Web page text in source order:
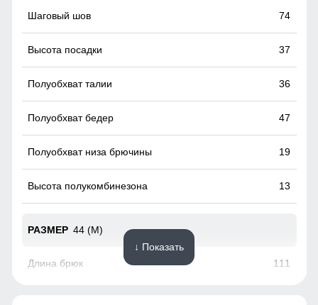
активности.
74
37
36
47
19
13
44 (M)
111
↓ Показать